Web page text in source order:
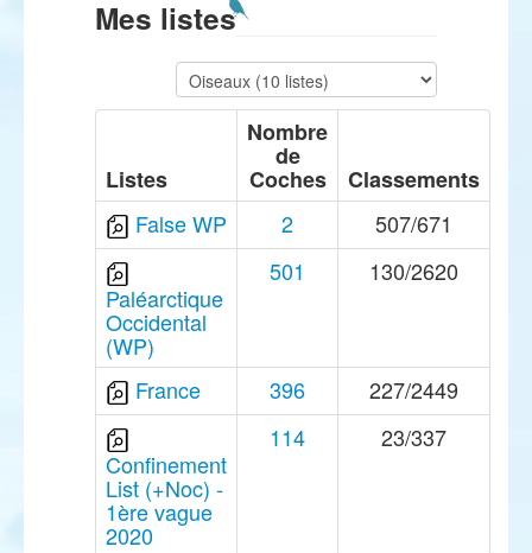
Mes listes
Listes
Nombre
de
Coches
Classements
False WP
2 507/671
Paléarctique
Occidental
(WP)
501 130/2620
France 396 227/2449
Confinement
List (+Noc) -
1ère vague
2020
114 23/337